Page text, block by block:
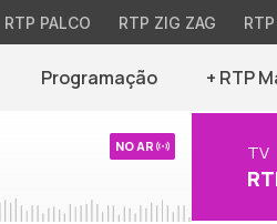
RTP PALCO RTP ZIG ZAG
Programação + RTP
NO AR TV